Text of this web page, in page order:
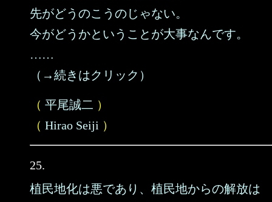
先がどうのこうのじゃない。
今がどうかということが大事なんです。
……
（→続きはクリック）
（ 平尾誠二 ）
（ Hirao Seiji ）
25.
植民地化は悪であり、植民地からの解放は